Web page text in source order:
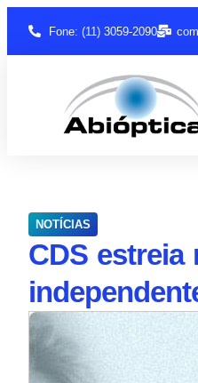
Fone: (11) 3059-2090
NOTÍCIAS
CDS estreia